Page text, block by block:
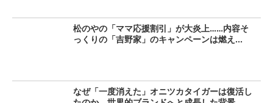
松のやの「ママ応援割引」が大炎上……内容そ
っくりの「吉野家」のキャンペーンは燃え...
なぜ「一度消えた」オニツカタイガーは復活し